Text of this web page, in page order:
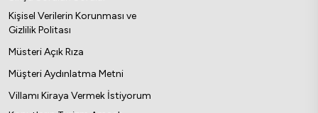
Kişisel Verilerin Korunması ve
Gizlilik Politası
Müsteri Açık Rıza
Müşteri Aydınlatma Metni
Villamı Kiraya Vermek İstiyorum